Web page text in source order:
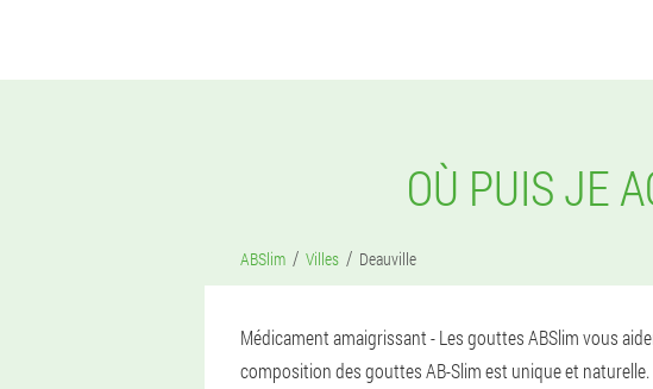
OÙ PUIS JE
ABSlim Villes Deauville
Médicament amaigrissant - Les gouttes ABSlim vous
composition des gouttes AB-Slim est unique et